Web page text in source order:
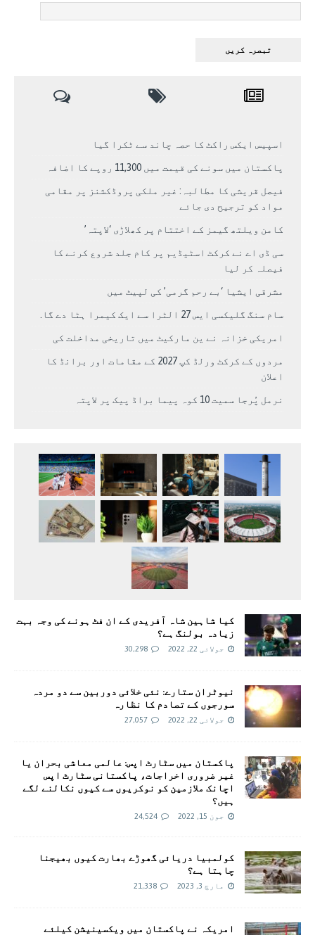
اسپیس ایکس راکٹ کا حصہ چاند سے ٹکرا گیا
پاکستان میں سونے کی قیمت میں 11,300 روپے کا اضافہ
فیصل قریشی کا مطالبہ: غیر ملکی پروڈکشنز پر مقامی
مواد کو ترجیح دی جائے
کامن ویلتھ گیمز کے اختتام پر کھلاڑی ‘لاپتہ’
سی ڈی اے نے کرکٹ اسٹیڈیم پر کام جلد شروع کرنے کا
فیصلہ کر لیا
مشرقی ایشیا ‘بے رحم گرمی’ کی لپیٹ میں
سام سنگ گلیکسی ایس 27 الٹرا سے ایک کیمرا ہٹا دے گا.
امریکی خزانہ نے ین مارکیٹ میں تاریخی مداخلت کی
مردوں کے کرکٹ ورلڈ کپ 2027 کے مقامات اور برانڈ کا
اعلان
نرمل پُرجا سمیت 10 کوہ پیما براڈ پیک پر لاپتہ
کیا شاہین شاہ آفریدی کے ان فٹ ہونے کی وجہ بہت
زیادہ بولنگ ہے؟
جولائی 22, 2022 30,298
نیوٹران ستارے: نئی خلائی دوربین سے دو مردہ
سورجوں کے تصادم کا نظارہ
جولائی 22, 2022 27,057
پاکستان میں سٹارٹ اپس: عالمی معاشی بحران یا
غیر ضروری اخراجات، پاکستانی سٹارٹ اپس
اچانک ملازمین کو نوکریوں سے کیوں نکالنے لگے
ہیں؟
جون 15, 2022 24,524
کولمبیا دریائی گھوڑے بھارت کیوں بھیجنا
چاہتا ہے؟
مارچ 3, 2023 21,338
امريکہ نے پاکستان میں ویکسینیشن کیلئے